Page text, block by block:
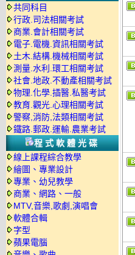
共同科目
行政.司法相關考試
商業.會計相關考試
電子.電機.資訊相關考試
土木.結構.機械相關考試
測量.水利.環工相關考試
社會.地政.不動產相關考試
物理.化學.插醫.私醫考試
教育.觀光.心理相關考試
警察,消防,法類相關考試
鐵路.郵政.運輸.農業考試
程式軟體光碟
線上課程綜合教學
繪圖、專業設計
專業、幼兒教學
商業、網路、一般
MTV,音樂,歌劇,演唱會
軟體合輯
字型
蘋果電腦